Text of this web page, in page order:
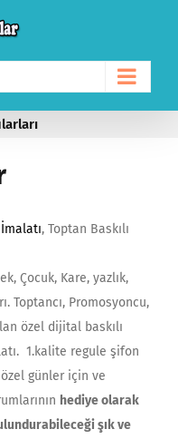
, Toptan Baskılı
Çocuk, Kare, yazlık,
Toptancı, Promosyoncu,
özel dijital baskılı
1.kalite regule şifon
günler için ve
hediye olarak
şık ve